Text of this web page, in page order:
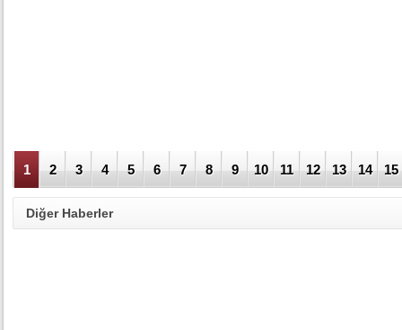
1 2 3 4 5 6 7 8 9 10 11 12 13 14 15
Diğer Haberler